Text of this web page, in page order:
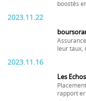
boostés
2023.11.22
leur taux,
2023.11.16
Les Echos
rapport er